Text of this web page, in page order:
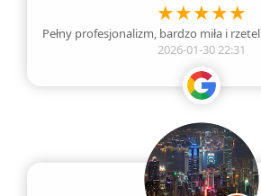
Pełny profesjonalizm, bardzo miła i
2026-01-30 22:31